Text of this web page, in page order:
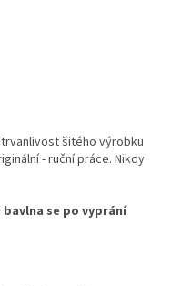
šitého výrobku
- ruční práce. Nikdy
se po vyprání